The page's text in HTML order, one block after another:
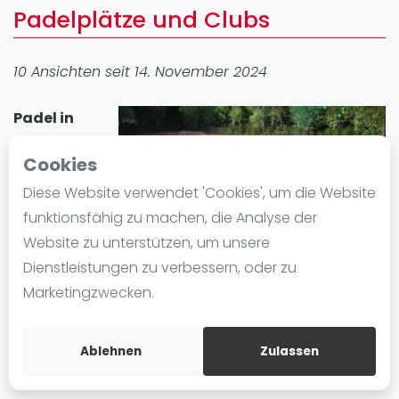
Cookies
Diese Website verwendet 'Cookies', um die Website
funktionsfähig zu machen, die Analyse der
Website zu unterstützen, um unsere
Dienstleistungen zu verbessern, oder zu
Marketingzwecken.
Ablehnen Zulassen
Ranking
Frauen
FIP Männer
Blog
Die Geschichte von Padel
Regeln und Punktzählung
Padel Schläge
Video
Padelplätze und Clubs
10 Ansichten seit 14. November 2024
Padel in
erfreut sich
großer
Beliebtheit. In
der Stadt gibt
es 1 Padel-
Standort mit insgesamt 10 Padelplatz plätze. Egal ob
Sie Padel spielen und einen Padelplatz einfach